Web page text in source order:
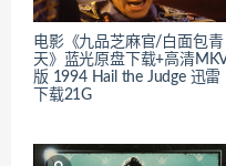
电影《九品芝麻官/白面包青
天》蓝光原盘下载+高清
版 1994 Hail the Judge 迅雷
下载21G